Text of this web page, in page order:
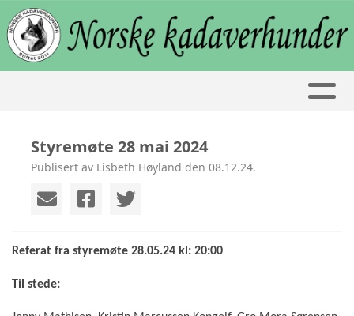
Styremøte 28 mai 2024
Publisert av Lisbeth Høyland den 08.12.24.
Referat fra styremøte 28.05.24 kl: 20:00
Til stede: